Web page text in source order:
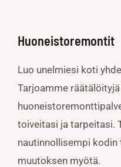
Huoneistoremontit
Luo unelmiesi koti
Tarjoamme räätälöityjä
toiveitasi ja tarpeitasi.
nautinnollisempi kodin
muutoksen myötä.